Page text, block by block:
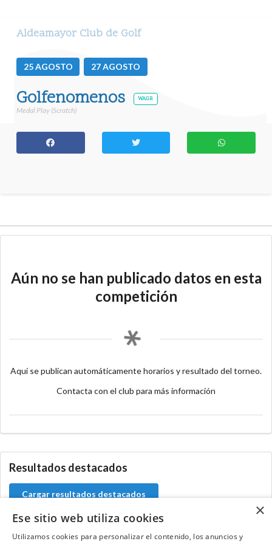
Aldeamayor Club de Golf
25AGOSTO 27AGOSTO
Golfenomenos WAGR
Medal Play (Scratch)
Aún no se han publicado datos en esta
competición
Aquí se publican automáticamente horarios y resultado del torneo.
Contacta con el club para más información
Resultados destacados
Cargar resultados destacados
×
Ese sitio web utiliza cookies
Utilizamos cookies para personalizar el contenido, los anuncios y